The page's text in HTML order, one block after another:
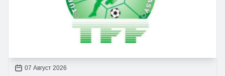
07 Август 2026